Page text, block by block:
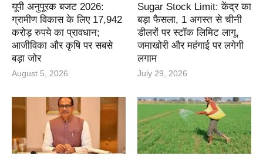
यूपी अनुपूरक बजट 2026:
ग्रामीण विकास के लिए 17,942
करोड़ रुपये का प्रावधान;
आजीविका और कृषि पर सबसे
बड़ा जोर
August 5, 2026
Sugar Stock Limit: केंद्र का
बड़ा फैसला, 1 अगस्त से चीनी
डीलरों पर स्टॉक लिमिट लागू,
जमाखोरी और महंगाई पर लगेगी
लगाम
July 29, 2026